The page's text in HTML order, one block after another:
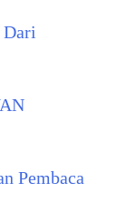
Pembaca